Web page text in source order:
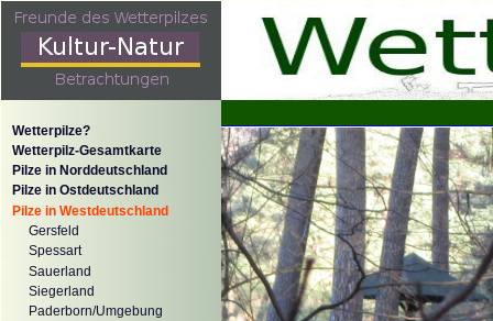
Wetterpilze?
Wetterpilz-Gesamtkarte
Pilze in Norddeutschland
Pilze in Ostdeutschland
Pilze in Westdeutschland
Gersfeld
Spessart
Sauerland
Siegerland
Paderborn/Umgebung